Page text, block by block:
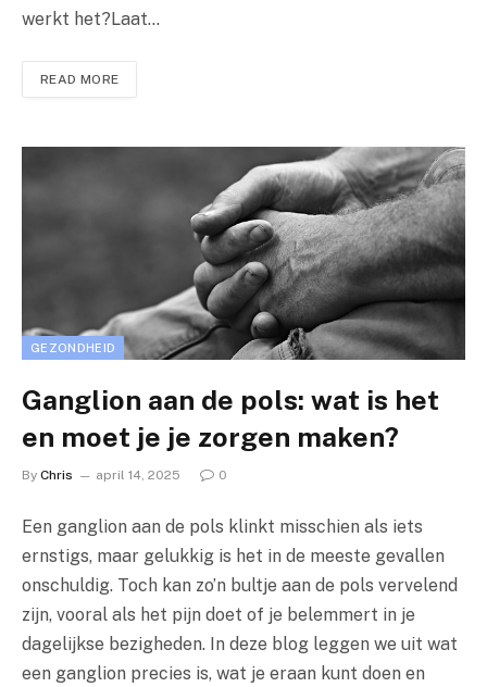
werkt het?Laat…
READ MORE
GEZONDHEID
Ganglion aan de pols: wat is het
en moet je je zorgen maken?
By Chris april 14, 2025 0
Een ganglion aan de pols klinkt misschien als iets
ernstigs, maar gelukkig is het in de meeste gevallen
onschuldig. Toch kan zo’n bultje aan de pols vervelend
zijn, vooral als het pijn doet of je belemmert in je
dagelijkse bezigheden. In deze blog leggen we uit wat
een ganglion precies is, wat je eraan kunt doen en